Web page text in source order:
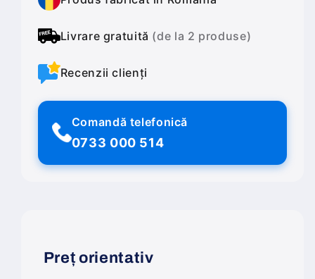
Livrare gratuită (de la 2 produse)
Recenzii clienți
Comandă telefonică
0733 000 514
Preț orientativ